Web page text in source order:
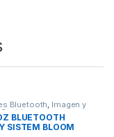
Bluetooth, Imagen y
Sonido
BLUETOOTH
SISTEM BLOOM